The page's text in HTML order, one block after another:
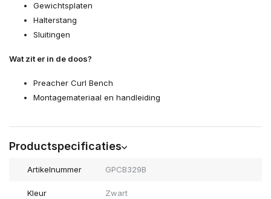
Gewichtsplaten
Halterstang
Sluitingen
Wat zit er in de doos?
Preacher Curl Bench
Montagemateriaal en handleiding
Productspecificaties
Artikelnummer GPCB329B
Kleur Zwart